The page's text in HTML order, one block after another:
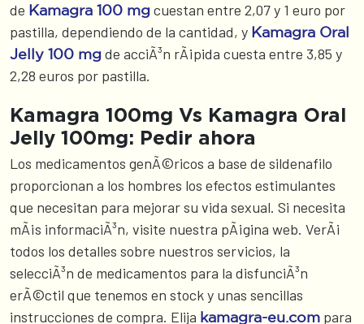
de Kamagra 100 mg cuestan entre 2,07 y 1 euro por
pastilla, dependiendo de la cantidad, y Kamagra Oral
Jelly 100 mg de acciÃ³n rÃ¡pida cuesta entre 3,85 y
2,28 euros por pastilla.
Kamagra 100mg Vs Kamagra Oral
Jelly 100mg: Pedir ahora
Los medicamentos genÃ©ricos a base de sildenafilo
proporcionan a los hombres los efectos estimulantes
que necesitan para mejorar su vida sexual. Si necesita
mÃ¡s informaciÃ³n, visite nuestra pÃ¡gina web. VerÃ¡
todos los detalles sobre nuestros servicios, la
selecciÃ³n de medicamentos para la disfunciÃ³n
erÃ©ctil que tenemos en stock y unas sencillas
instrucciones de compra. Elija kamagra-eu.com para